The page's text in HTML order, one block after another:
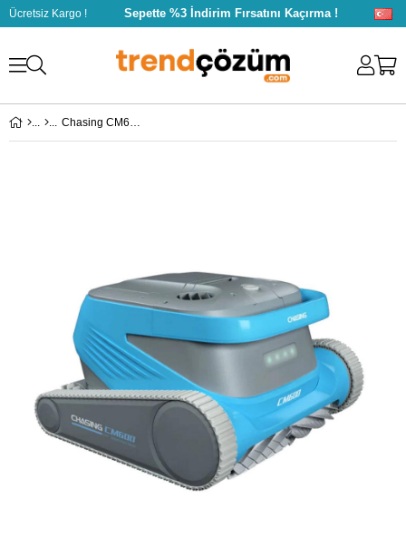
Ücretsiz Kargo ! Sepette %3 İndirim Fırsatını Kaçırma !
Chasing CM600 Havuz Robotu